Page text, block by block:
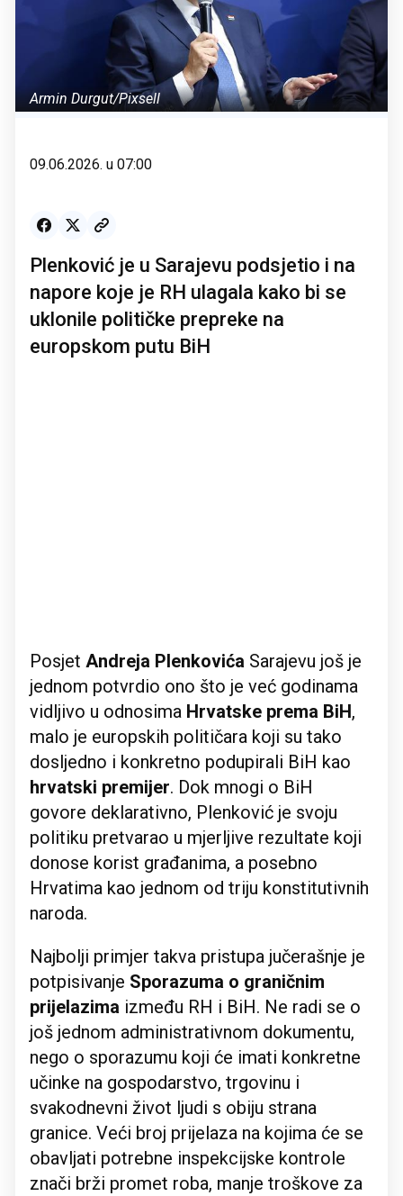
Armin Durgut/Pixsell
09.06.2026. u 07:00
Plenković je u Sarajevu podsjetio i na
napore koje je RH ulagala kako bi se
uklonile političke prepreke na
europskom putu BiH
Posjet Andreja Plenkovića Sarajevu još je
jednom potvrdio ono što je već godinama
vidljivo u odnosima Hrvatske prema BiH,
malo je europskih političara koji su tako
dosljedno i konkretno podupirali BiH kao
hrvatski premijer. Dok mnogi o BiH
govore deklarativno, Plenković je svoju
politiku pretvarao u mjerljive rezultate koji
donose korist građanima, a posebno
Hrvatima kao jednom od triju konstitutivnih
naroda.
Najbolji primjer takva pristupa jučerašnje je
potpisivanje Sporazuma o graničnim
prijelazima između RH i BiH. Ne radi se o
još jednom administrativnom dokumentu,
nego o sporazumu koji će imati konkretne
učinke na gospodarstvo, trgovinu i
svakodnevni život ljudi s obiju strana
granice. Veći broj prijelaza na kojima će se
obavljati potrebne inspekcijske kontrole
znači brži promet roba, manje troškove za